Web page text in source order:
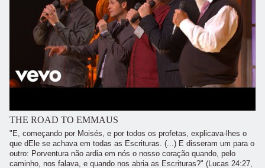
THE ROAD TO EMMAUS
"E, começando por Moisés, e por todos os profetas, explicava-lhes o
que dEle se achava em todas as Escrituras. (...) E disseram um para o
outro: Porventura não ardia em nós o nosso coração quando, pelo
caminho, nos falava, e quando nos abria as Escrituras?" (Lucas 24:27,